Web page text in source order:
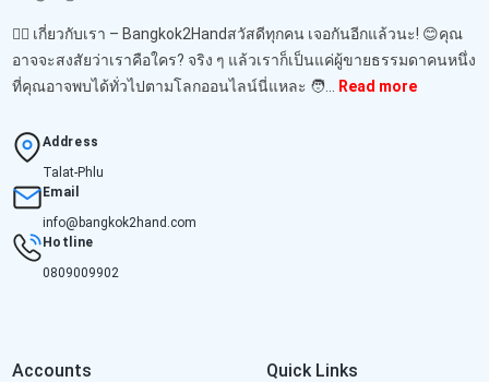
🙋‍♂️ เกี่ยวกับเรา – Bangkok2Handสวัสดีทุกคน เจอกันอีกแล้วนะ! 😊คุณ
อาจจะสงสัยว่าเราคือใคร? จริง ๆ แล้วเราก็เป็นแค่ผู้ขายธรรมดาคนหนึ่ง
ที่คุณอาจพบได้ทั่วไปตามโลกออนไลน์นี่แหละ 🧑‍...
Read more
Address
Talat-Phlu
Email
info@bangkok2hand.com
Hotline
0809009902
Accounts Quick Links